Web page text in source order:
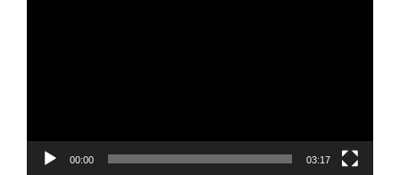
00:00 03:17